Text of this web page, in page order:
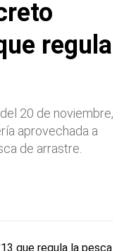
regula
20 de noviembre,
aprovechada a
de arrastre.